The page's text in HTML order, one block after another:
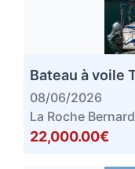
Bateau à voile
08/06/2026
La Roche Bernard
22,000.00€